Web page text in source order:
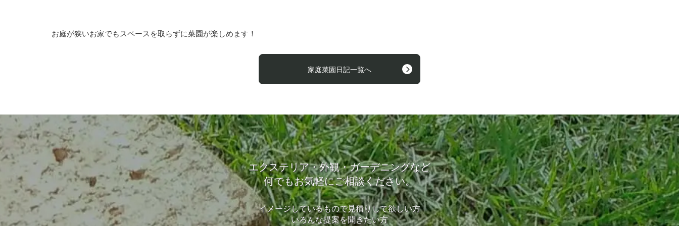
お庭が狭いお家でもスペースを取らずに菜園が楽しめます！
家庭菜園日記一覧へ
エクステリア・外観・ガーデニングなど
何でもお気軽にご相談ください。
イメージしているもので見積りして欲しい方
いろんな提案を聞きたい方